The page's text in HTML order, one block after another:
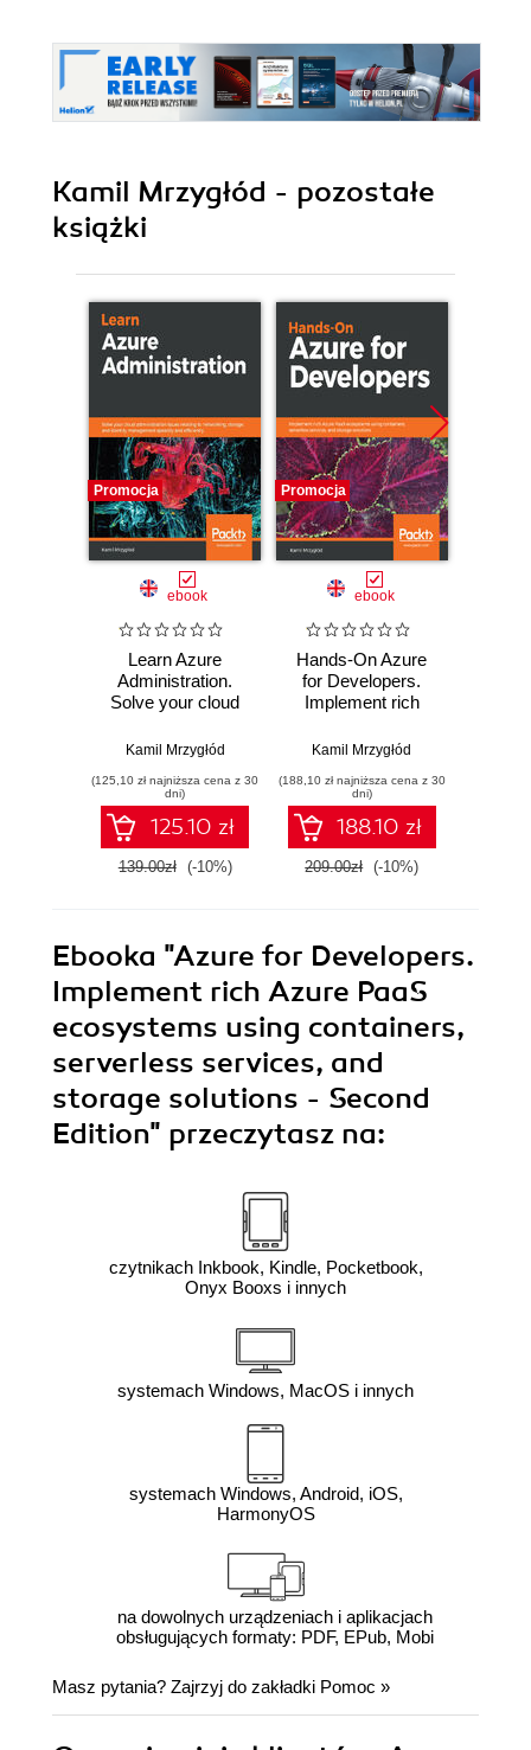
Kamil Mrzygłód - pozostałe
książki
Promocja
ebook
Learn Azure
Administration.
Solve your cloud
issues relating to
storage, and
identity
management
speedily and
efficiently
Kamil Mrzygłód
(125,10 zł najniższa cena z 30
dni)
125.10 zł
139.00zł (-10%)
Promocja
ebook
Hands-On Azure
for Developers.
Implement rich
ecosystems using
serverless
services, and
storage solutions
Kamil Mrzygłód
(188,10 zł najniższa cena z 30
dni)
188.10 zł
209.00zł (-10%)
Ebooka "Azure for Developers.
Implement rich Azure PaaS
ecosystems using containers,
serverless services, and
storage solutions - Second
Edition" przeczytasz na:
czytnikach Inkbook, Kindle, Pocketbook,
Onyx Booxs i innych
systemach Windows, MacOS i innych
systemach Windows, Android, iOS,
HarmonyOS
na dowolnych urządzeniach i aplikacjach
obsługujących formaty: PDF, EPub, Mobi
Masz pytania? Zajrzyj do zakładki Pomoc »